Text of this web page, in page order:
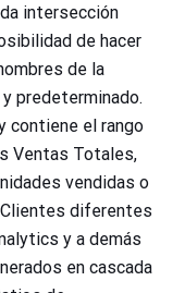
intersección
de hacer
de la
predeterminado.
contiene el rango
Ventas Totales,
vendidas o
diferentes
y a demás
en cascada